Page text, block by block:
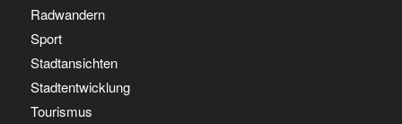
Radwandern
Sport
Stadtansichten
Stadtentwicklung
Tourismus